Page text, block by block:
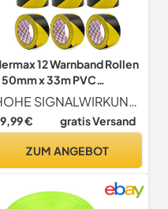
12 Warnband Rollen
x 33m PVC
Schwarz-Gelb -HOHE SIGNALWIRKUNG durch auffällige Warnfarben - leuchtendes Gelb & tiefes Schwarz. Perfekt als Abstandsmarkierung, Leit-Markierung, Absperrung, Sicherheitsabstand vor potenziellen Gefahrstellen & Hindernissen in Lagerhallen, Tiefgaragen, etc.
€ gratis Versand
ZUM ANGEBOT